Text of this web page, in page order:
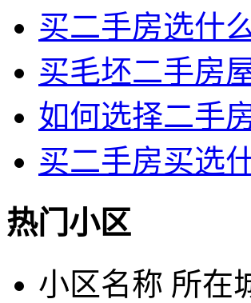
买二手房选什
买毛坯二手房
如何选择二手房
买二手房买选
热门小区
小区名称 所在